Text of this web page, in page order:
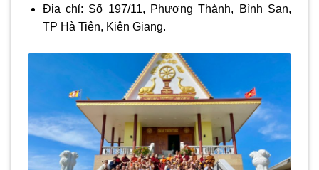
Địa chỉ: Số 197/11, Phương Thành, Bình San,
TP Hà Tiên, Kiên Giang.